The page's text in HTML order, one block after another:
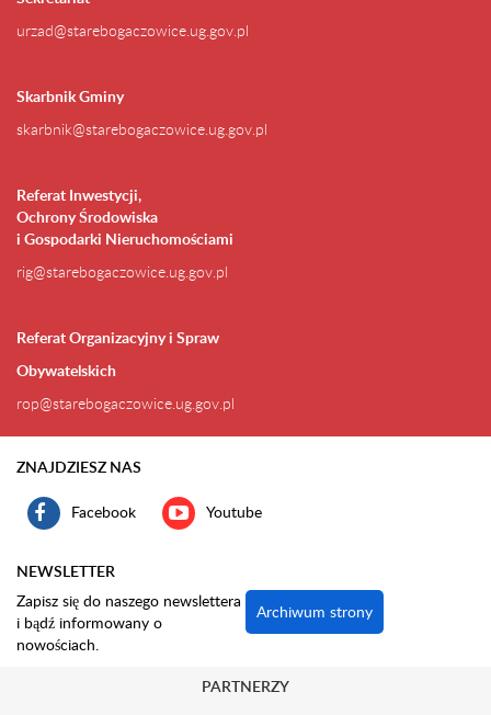
urzad@starebogaczowice.ug.gov.pl
Skarbnik Gminy
skarbnik@starebogaczowice.ug.gov.pl
Referat Inwestycji,
Ochrony Środowiska
i Gospodarki Nieruchomościami
rig@starebogaczowice.ug.gov.pl
Referat Organizacyjny i Spraw
Obywatelskich
rop@starebogaczowice.ug.gov.pl
ZNAJDZIESZ NAS
Facebook Youtube
NEWSLETTER
Zapisz się do naszego newslettera
i bądź informowany o
nowościach.
Archiwum strony
PARTNERZY